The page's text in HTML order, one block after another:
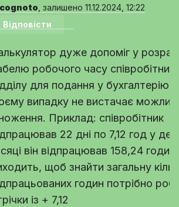
, залишено 11.12.2024, 12:22
Відповісти
дуже допоміг у
робочого часу
для подання у бухгалтерію!
випадку не вистачає
Приклад: співробітник
22 дні по 7,12 год у
він відпрацював 158,24
щоб знайти загальну
годин потрібно
із + 7,12